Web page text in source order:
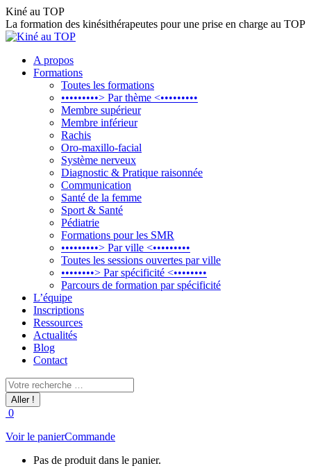
Aller
au
contenu
Kiné au TOP
La formation des kinésithérapeutes pour une prise en charge au TOP
A propos
Formations
Toutes les formations
•••••••••> Par thème <•••••••••
Membre supérieur
Membre inférieur
Rachis
Oro-maxillo-facial
Système nerveux
Diagnostic & Pratique raisonnée
Communication
Santé de la femme
Sport & Santé
Pédiatrie
Formations pour les SMR
•••••••••> Par ville <•••••••••
Toutes les sessions ouvertes par ville
••••••••> Par spécificité <••••••••
Parcours de formation par spécificité
L’équipe
Inscriptions
Ressources
Actualités
Blog
Contact
Recherche
:
0
Voir le panierCommande
Pas de produit dans le panier.